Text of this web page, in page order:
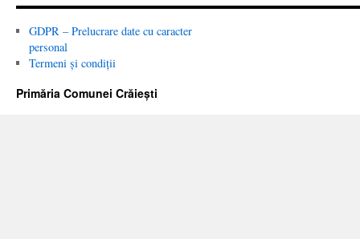
GDPR – Prelucrare date cu caracter
personal
Termeni și condiții
Primăria Comunei Crăiești